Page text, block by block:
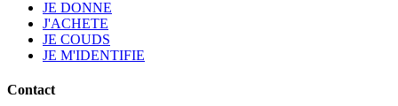
JE DONNE
J'ACHETE
JE COUDS
JE M'IDENTIFIE
Contact